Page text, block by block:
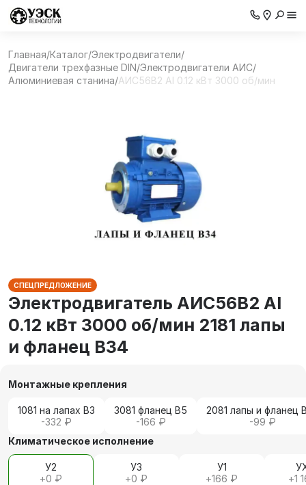
Главная/Каталог/Электродвигатели/
Двигатели трехфазные DIN/Электродвигатели АИС/
Алюминиевая станина/АИС56В2 Al 0.12 кВт 3000 об/мин
СПЕЦПРЕДЛОЖЕНИЕ
Электродвигатель АИС56В2 Al
0.12 кВт 3000 об/мин 2181 лапы
и фланец В34
Монтажные крепления
1081 на лапах В3
-332 ₽
3081 фланец В5
-166 ₽
2081 лапы и фланец
-99 ₽
Климатическое исполнение
У2
+0 ₽
У3
+0 ₽
У1
+166 ₽
+1